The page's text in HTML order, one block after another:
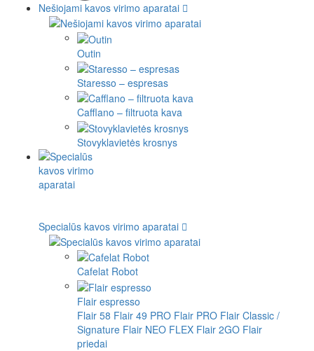
Nešiojami kavos virimo aparatai
Outin
Staresso – espresas
Cafflano – filtruota kava
Stovyklavietės krosnys
Specialūs kavos virimo aparatai
Cafelat Robot
Flair espresso
Flair 58 Flair 49 PRO Flair PRO Flair Classic /
Signature Flair NEO FLEX Flair 2GO Flair
priedai